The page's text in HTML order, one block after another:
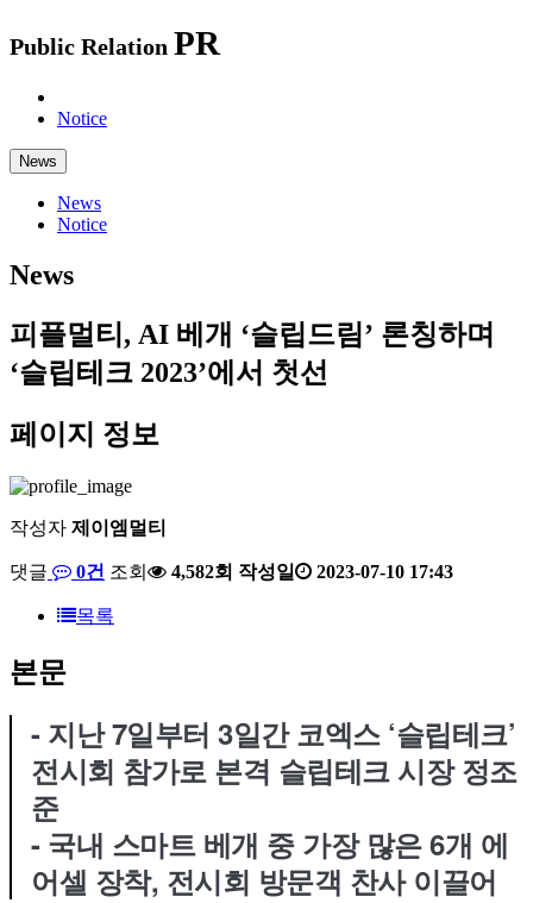
Public Relation PR
Notice
News
News
Notice
News
피플멀티, AI 베개 ‘슬립드림’ 론칭하며
‘슬립테크 2023’에서 첫선
페이지 정보
작성자 제이엠멀티
댓글 0건 조회 4,582회 작성일 2023-07-10 17:43
목록
본문
- 지난 7일부터 3일간 코엑스 ‘슬립테크’
전시회 참가로 본격 슬립테크 시장 정조
준
- 국내 스마트 베개 중 가장 많은 6개 에
어셀 장착, 전시회 방문객 찬사 이끌어